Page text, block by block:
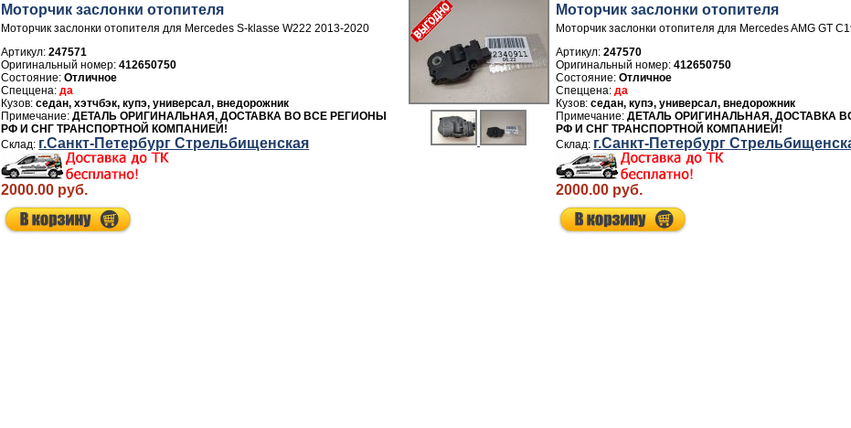
Моторчик заслонки отопителя
Моторчик заслонки отопителя для Mercedes S-klasse W222 2013-2020
Артикул:247571
412650750
Отличное
да
седан, хэтчбэк, купэ, универсал, внедорожник
ДЕТАЛЬ ОРИГИНАЛЬНАЯ, ДОСТАВКА ВО ВСЕ РЕГИОНЫ
РФ И СНГ ТРАНСПОРТНОЙ КОМПАНИЕЙ!
г.Санкт-Петербург Стрельбищенская
2000.00 руб.
Моторчик заслонки отопителя
Моторчик заслонки отопителя для Mercedes AMG GT
Артикул:247570
412650750
Отличное
да
седан, купэ, универсал, внедорожник
ДЕТАЛЬ ОРИГИНАЛЬНАЯ, ДОСТАВКА
РФ И СНГ ТРАНСПОРТНОЙ КОМПАНИЕЙ!
г.Санкт-Петербург
2000.00 руб.